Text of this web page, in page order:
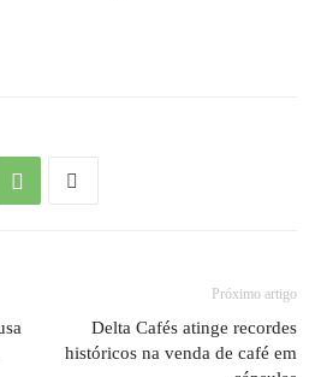
Próximo artigo
Delta Cafés atinge recordes
históricos na venda de café em